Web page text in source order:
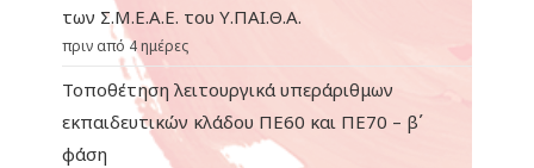
των Σ.Μ.Ε.Α.Ε. του Υ.ΠΑΙ.Θ.Α.
πριν από 4 ημέρες
Τοποθέτηση λειτουργικά υπεράριθμων
εκπαιδευτικών κλάδου ΠΕ60 και ΠΕ70 – β΄
φάση